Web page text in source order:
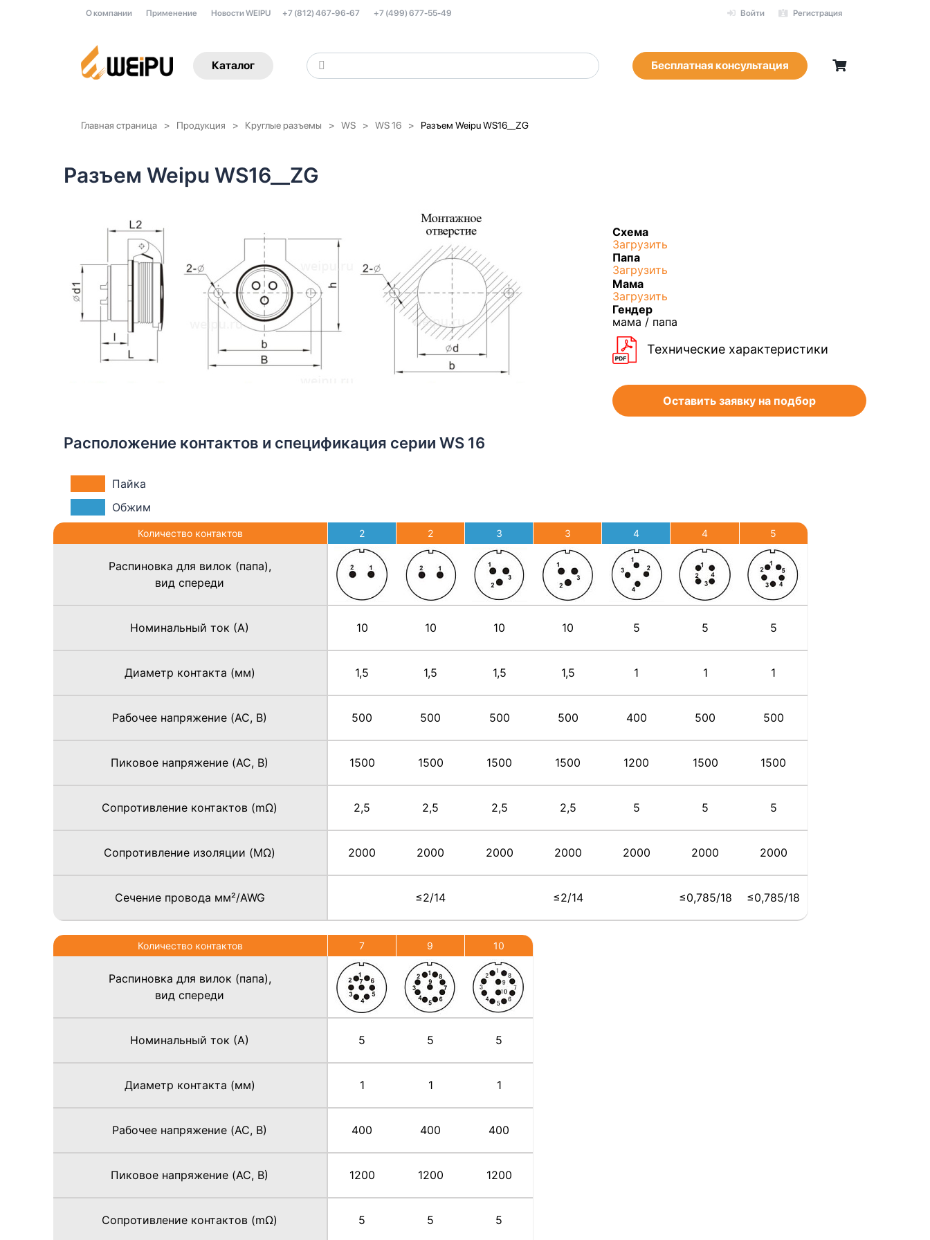
Войти Регистрация
О компании Применение Новости WEIPU +7 (812) 467-96-67 +7 (499) 677-55-49
Каталог Бесплатная консультация
Главная страница Продукция Круглые разъемы WS WS 16 Разъем Weipu WS16__ZG
Разъем Weipu WS16__ZG
Схема
Загрузить
Папа
Загрузить
Мама
Загрузить
Гендер
мама / папа
Технические характеристики
Оставить заявку на подбор
Расположение контактов и спецификация серии WS 16
Пайка
Обжим
Количество контактов
Распиновка для вилок (папа),
вид спереди
Номинальный ток (А)
Диаметр контакта (мм)
Рабочее напряжение (AC, В)
Пиковое напряжение (AC, В)
Сопротивление контактов (mΩ)
Сопротивление изоляции (MΩ)
Сечение провода мм²/AWG
2
10
1,5
500
1500
2,5
2000
2
10
1,5
500
1500
2,5
2000
≤2/14
3
10
1,5
500
1500
2,5
2000
3
10
1,5
500
1500
2,5
2000
≤2/14
4
5
1
400
1200
5
2000
4
5
1
500
1500
5
2000
≤0,785/18
5
5
1
500
1500
5
2000
≤0,785/18
Количество контактов
Распиновка для вилок (папа),
вид спереди
Номинальный ток (А)
Диаметр контакта (мм)
Рабочее напряжение (AC, В)
Пиковое напряжение (AC, В)
Сопротивление контактов (mΩ)
7
5
1
400
1200
5
9
5
1
400
1200
5
10
5
1
400
1200
5